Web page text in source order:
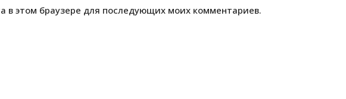
в этом браузере для последующих моих комментариев.